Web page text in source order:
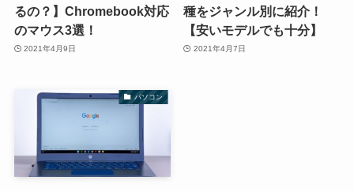
るの？】Chromebook対応
のマウス3選！
2021年4月9日
種をジャンル別に紹介！
【安いモデルでも十分】
2021年4月7日
パソコン